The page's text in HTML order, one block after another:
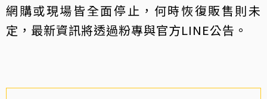
網購或現場皆全面停止，何時恢復販售則未
定，最新資訊將透過粉專與官方LINE公告。